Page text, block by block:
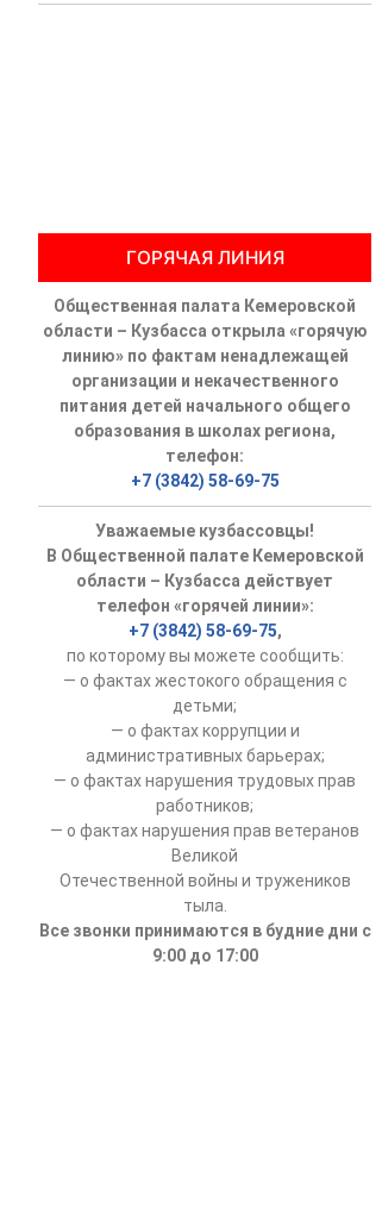
ГОРЯЧАЯ ЛИНИЯ
Общественная палата Кемеровской
области – Кузбасса открыла «горячую
линию» по фактам ненадлежащей
организации и некачественного
питания детей начального общего
образования в школах региона,
телефон:
+7 (3842) 58-69-75
Уважаемые кузбассовцы!
В Общественной палате Кемеровской
области – Кузбасса действует
телефон «горячей линии»:
+7 (3842) 58-69-75,
по которому вы можете сообщить:
— о фактах жестокого обращения с
детьми;
— о фактах коррупции и
административных барьерах;
— о фактах нарушения трудовых прав
работников;
— о фактах нарушения прав ветеранов
Великой
Отечественной войны и тружеников
тыла.
Все звонки принимаются в будние дни с
9:00 до 17:00